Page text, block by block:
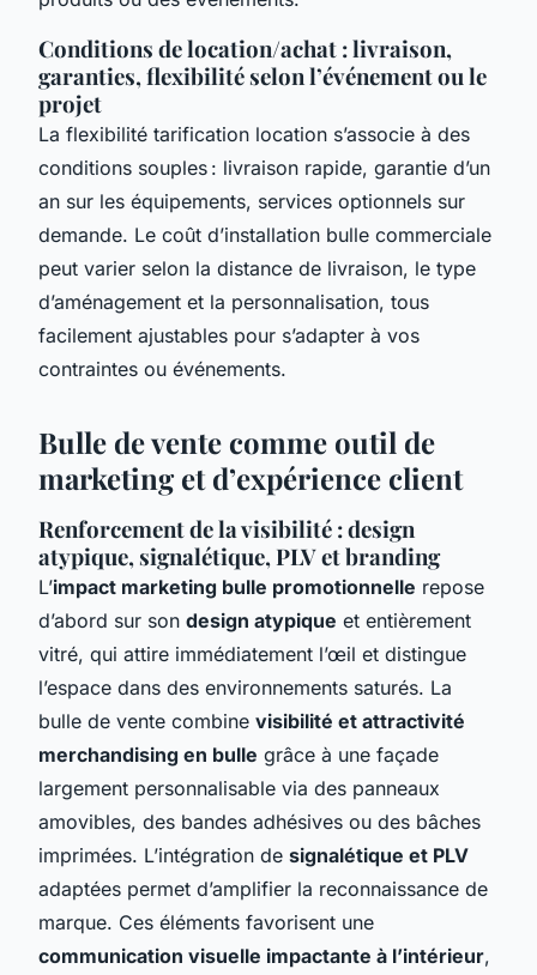
Conditions de location/achat : livraison,
garanties, flexibilité selon l’événement ou le
projet
La flexibilité tarification location s’associe à des
conditions souples : livraison rapide, garantie d’un
an sur les équipements, services optionnels sur
demande. Le coût d’installation bulle commerciale
peut varier selon la distance de livraison, le type
d’aménagement et la personnalisation, tous
facilement ajustables pour s’adapter à vos
contraintes ou événements.
Bulle de vente comme outil de
marketing et d’expérience client
Renforcement de la visibilité : design
atypique, signalétique, PLV et branding
L’impact marketing bulle promotionnelle repose
d’abord sur son design atypique et entièrement
vitré, qui attire immédiatement l’œil et distingue
l’espace dans des environnements saturés. La
bulle de vente combine visibilité et attractivité
merchandising en bulle grâce à une façade
largement personnalisable via des panneaux
amovibles, des bandes adhésives ou des bâches
imprimées. L’intégration de signalétique et PLV
adaptées permet d’amplifier la reconnaissance de
marque. Ces éléments favorisent une
communication visuelle impactante à l’intérieur,